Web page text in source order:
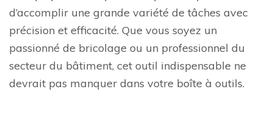
d’accomplir une grande variété de tâches avec
précision et efficacité. Que vous soyez un
passionné de bricolage ou un professionnel du
secteur du bâtiment, cet outil indispensable ne
devrait pas manquer dans votre boîte à outils.